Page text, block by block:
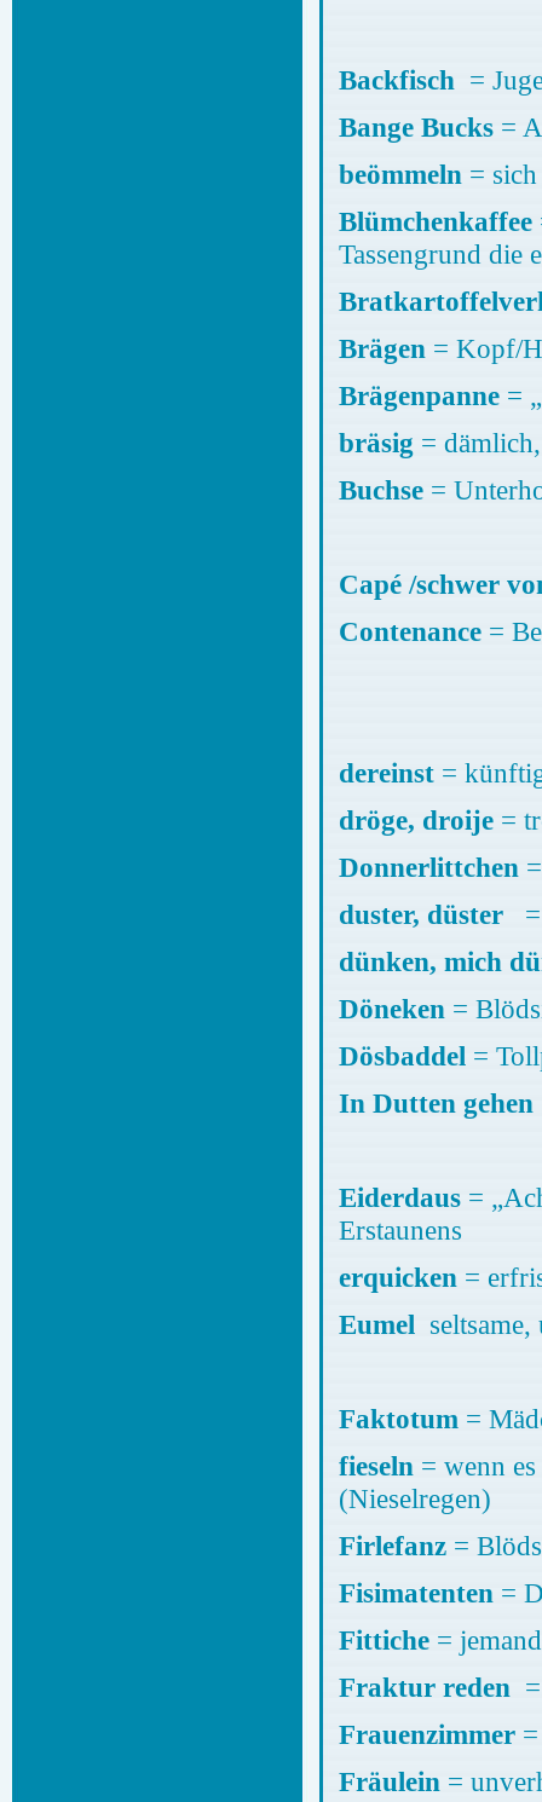
Backfisch =
Bange Bucks
beömmeln =
Blümchenkaffee
Tassengrund die
Brägen = Kopf/
Brägenpanne =
bräsig =
Buchse =
Capé /schwer
Contenance =
dereinst =
dröge, droije =
Donnerlittchen
duster, düster =
dünken, mich
Döneken =
Dösbaddel =
In Dutten gehen
Eiderdaus =
erquicken =
Eumel
Faktotum =
fieseln = wenn
Firlefanz =
Fisimatenten =
Fittiche =
Fraktur reden
Frauenzimmer
Fräulein =